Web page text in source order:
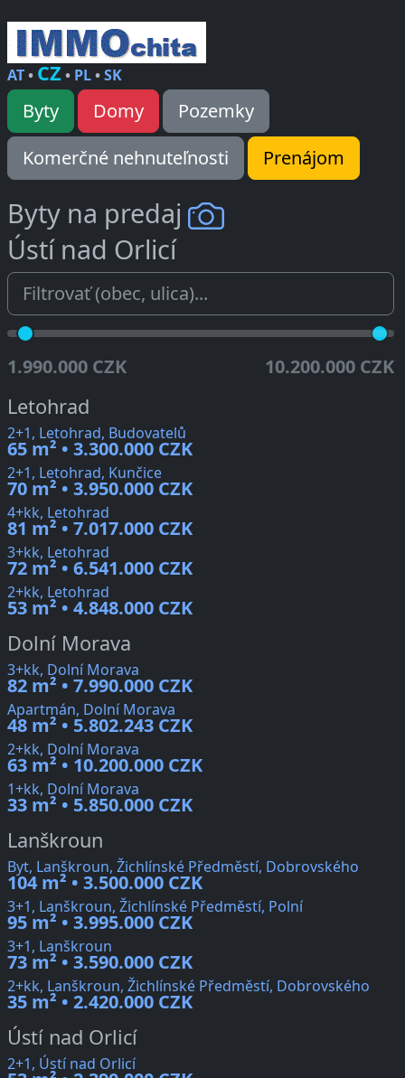
AT• CZ • PL•SK
Byty Domy
Pozemky
Komerčné nehnuteľnosti
Prenájom
Byty na predaj
Ústí nad Orlicí
1.990.000 CZK 10.200.000 CZK
Letohrad
2+1, Letohrad, Budovatelů
65 m² • 3.300.000 CZK
2+1, Letohrad, Kunčice
70 m² • 3.950.000 CZK
4+kk, Letohrad
81 m² • 7.017.000 CZK
3+kk, Letohrad
72 m² • 6.541.000 CZK
2+kk, Letohrad
53 m² • 4.848.000 CZK
Dolní Morava
3+kk, Dolní Morava
82 m² • 7.990.000 CZK
Apartmán, Dolní Morava
48 m² • 5.802.243 CZK
2+kk, Dolní Morava
63 m² • 10.200.000 CZK
1+kk, Dolní Morava
33 m² • 5.850.000 CZK
Lanškroun
Byt, Lanškroun, Žichlínské Předměstí, Dobrovského
104 m² • 3.500.000 CZK
3+1, Lanškroun, Žichlínské Předměstí, Polní
95 m² • 3.995.000 CZK
3+1, Lanškroun
73 m² • 3.590.000 CZK
2+kk, Lanškroun, Žichlínské Předměstí, Dobrovského
35 m² • 2.420.000 CZK
Ústí nad Orlicí
2+1, Ústí nad Orlicí